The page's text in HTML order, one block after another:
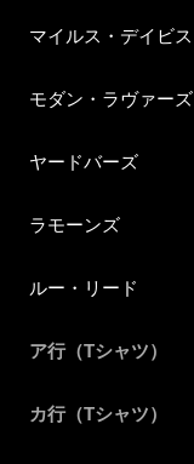
マイルス・デイビス
モダン・ラヴァーズ
ヤードバーズ
ラモーンズ
ルー・リード
ア行（Tシャツ）
カ行（Tシャツ）